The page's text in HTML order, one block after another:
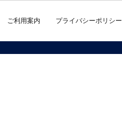
ご利用案内 プライバシーポリシー